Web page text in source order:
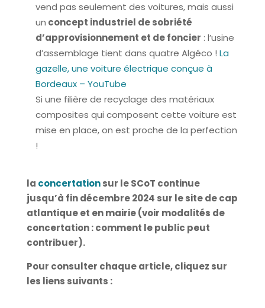
vend pas seulement des voitures, mais aussi
un concept industriel de sobriété
d’approvisionnement et de foncier : l’usine
d’assemblage tient dans quatre Algéco ! La
gazelle, une voiture électrique conçue à
Bordeaux – YouTube
Si une filière de recyclage des matériaux
composites qui composent cette voiture est
mise en place, on est proche de la perfection
!
la concertationsur le SCoT continue
jusqu’à fin décembre 2024 sur le site de cap
atlantique et en mairie (voir modalités de
concertation : comment le public peut
contribuer).
Pour consulter chaque article, cliquez sur
les liens suivants :